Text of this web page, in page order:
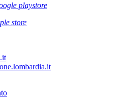
playstore
store